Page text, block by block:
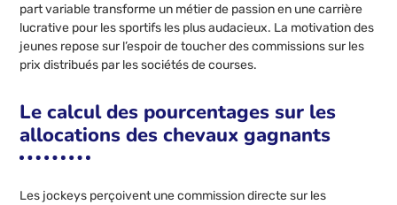
part variable transforme un métier de passion en une carrière
lucrative pour les sportifs les plus audacieux. La motivation des
jeunes repose sur l’espoir de toucher des commissions sur les
prix distribués par les sociétés de courses.
Le calcul des pourcentages sur les
allocations des chevaux gagnants
Les jockeys perçoivent une commission directe sur les